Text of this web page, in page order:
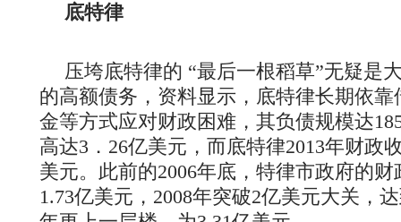
底特律
压垮底特律的 “最后一根稻草”无疑是
的高额债务，资料显示，底特律长期依
金等方式应对财政困难，其负债规模达
高达3．26亿美元，而底特律2013年财政
美元。此前的2006年底，特律市政府的
1.73亿美元，2008年突破2亿美元大关，